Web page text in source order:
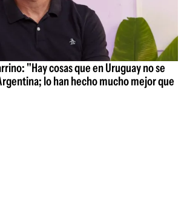
"Hay cosas que en Uruguay no se
lo han hecho mucho mejor que